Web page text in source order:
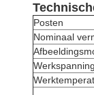
Posten
Nominaal
Werkspanning